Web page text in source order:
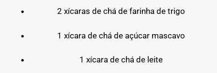
2 xícaras de chá de farinha de trigo
1 xícara de chá de açúcar mascavo
1 xícara de chá de leite